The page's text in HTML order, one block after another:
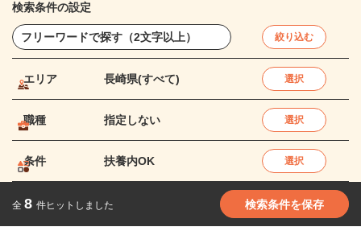
検索条件の設定
絞り込む
エリア 長崎県(すべて) 選択
職種 指定しない 選択
条件 扶養内OK 選択
全 8 件ヒットしました 検索条件を保存